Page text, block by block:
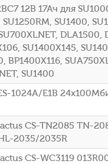
12В 17Ач для
SU1400,
DLA1500,
SU1400X145,
BP1400X116,
SU1400
1024A/E1B
CS-TN2085 TN-
2035/2035R
CS-WC3119